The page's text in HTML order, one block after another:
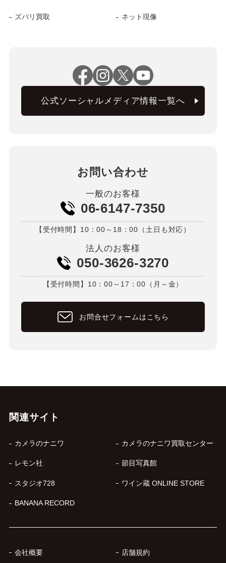
ズバリ買取 ネット現像
公式ソーシャルメディア情報一覧へ
お問い合わせ
一般のお客様
06-6147-7350
【受付時間】10：00～18：00（土日も対応）
法人のお客様
050-3626-3270
【受付時間】10：00～17：00（月～金）
お問合せフォームはこちら
関連サイト
カメラのナニワ カメラのナニワ買取センター
レモン社 節目写真館
スタジオ728 ワイン蔵 ONLINE STORE
BANANA RECORD
会社概要 店舗規約